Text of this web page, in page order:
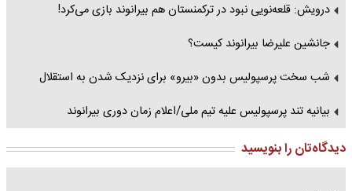
درویش: قلعه‌نویی نبود در ترکمنستان هم بیرانوند بازی می‌کرد!
جانشین علیرضا بیرانوند کیست؟
شب سخت پرسپولیس بدون «بیرو» برای نزدیک شدن به استقلال
بیانیه تند پرسپولیس علیه تیم‌ ملی/اعلام زمان دوری بیرانوند
دیدگاه‌تان را بنویسید